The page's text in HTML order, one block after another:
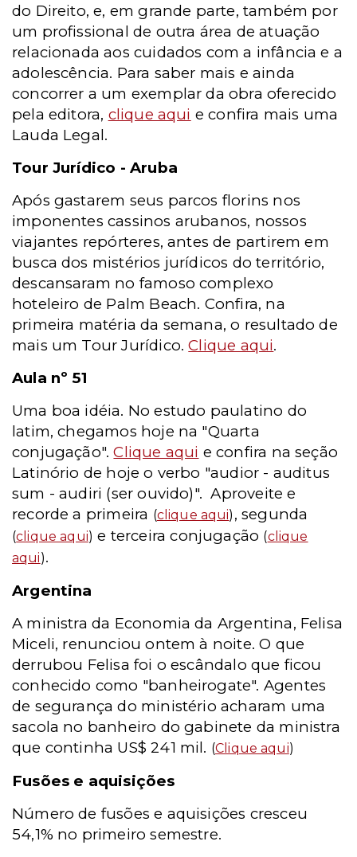
do Direito, e, em grande parte, também por
um profissional de outra área de atuação
relacionada aos cuidados com a infância e a
adolescência. Para saber mais e ainda
concorrer a um exemplar da obra oferecido
pela editora, clique aqui e confira mais uma
Lauda Legal.
Tour Jurídico - Aruba
Após gastarem seus parcos florins nos
imponentes cassinos arubanos, nossos
viajantes repórteres, antes de partirem em
busca dos mistérios jurídicos do território,
descansaram no famoso complexo
hoteleiro de Palm Beach. Confira, na
primeira matéria da semana, o resultado de
mais um Tour Jurídico.Clique aqui.
Aula nº 51
Uma boa idéia. No estudo paulatino do
latim, chegamos hoje na "Quarta
conjugação".Clique aqui e confira na seção
Latinório de hoje o verbo "audior - auditus
sum - audiri (ser ouvido)". Aproveite e
recorde a primeira (clique aqui) , segunda
(clique aqui) e terceira conjugação (clique
aqui).
Argentina
A ministra da Economia da Argentina, Felisa
Miceli, renunciou ontem à noite. O que
derrubou Felisa foi o escândalo que ficou
conhecido como "banheirogate". Agentes
de segurança do ministério acharam uma
sacola no banheiro do gabinete da ministra
que continha US$ 241 mil. (Clique aqui)
Fusões e aquisições
Número de fusões e aquisições cresceu
54,1% no primeiro semestre.